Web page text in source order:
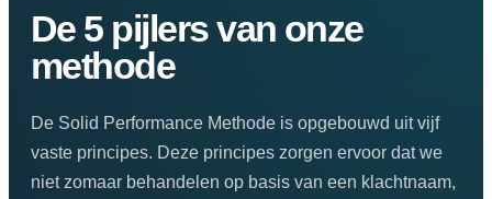
De 5 pijlers van onze
methode
De Solid Performance Methode is opgebouwd uit vijf
vaste principes. Deze principes zorgen ervoor dat we
niet zomaar behandelen op basis van een klachtnaam,